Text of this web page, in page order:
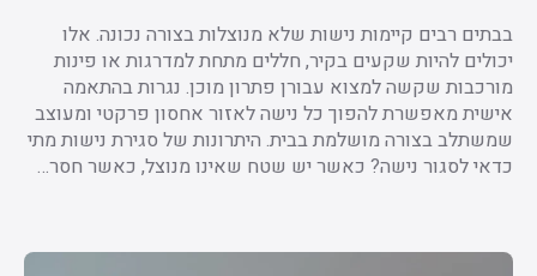
בבתים רבים קיימות נישות שלא מנוצלות בצורה נכונה. אלו
יכולים להיות שקעים בקיר, חללים מתחת למדרגות או פינות
מורכבות שקשה למצוא עבורן פתרון מוכן. נגרות בהתאמה
אישית מאפשרת להפוך כל נישה לאזור אחסון פרקטי ומעוצב
שמשתלב בצורה מושלמת בבית. היתרונות של סגירת נישות מתי
כדאי לסגור נישה? כאשר יש שטח שאינו מנוצל, כאשר חסר…